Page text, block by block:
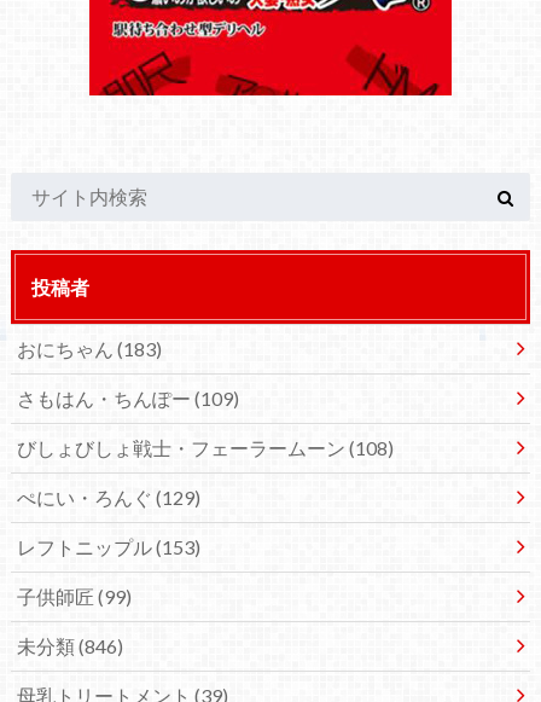
投稿者
おにちゃん (183)
さもはん・ちんぽー (109)
びしょびしょ戦士・フェーラームーン (108)
ぺにい・ろんぐ (129)
レフトニップル(153)
子供師匠 (99)
未分類(846)
母乳トリートメント (39)